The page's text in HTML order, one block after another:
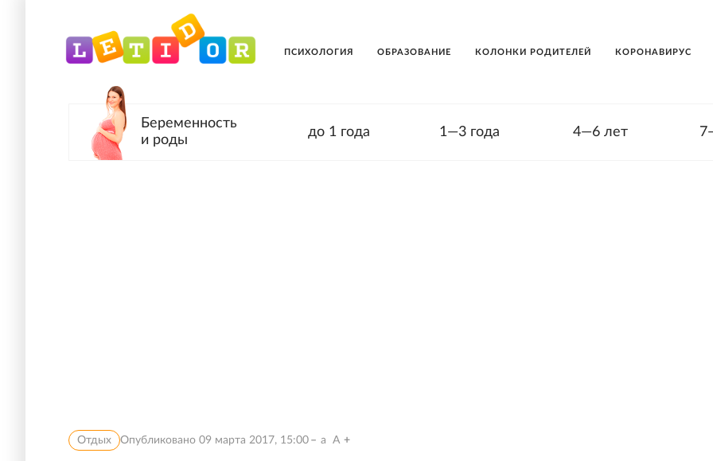
ПСИХОЛОГИЯ ОБРАЗОВАНИЕ КОЛОНКИ РОДИТЕЛЕЙ КОРОНАВИРУС
Беременность
и роды
до 1 года 1—3 года 4—6 лет
Отдых Опубликовано 09 марта 2017, 15:00 a A